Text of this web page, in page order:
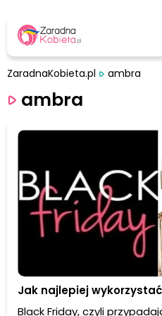
ZaradnaKobieta.pl ambra
ambra
Jak najlepiej
Black Friday, czyli